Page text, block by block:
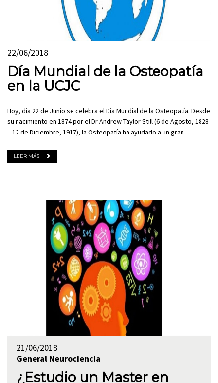
22/06/2018
Día Mundial de la Osteopatía
en la UCJC
Hoy, día 22 de Junio se celebra el Día Mundial de la Osteopatía. Desde
su nacimiento en 1874 por el Dr Andrew Taylor Still (6 de Agosto, 1828
– 12 de Diciembre, 1917), la Osteopatía ha ayudado a un gran…
LEER MÁS
21/06/2018
General Neurociencia
¿Estudio un Master en